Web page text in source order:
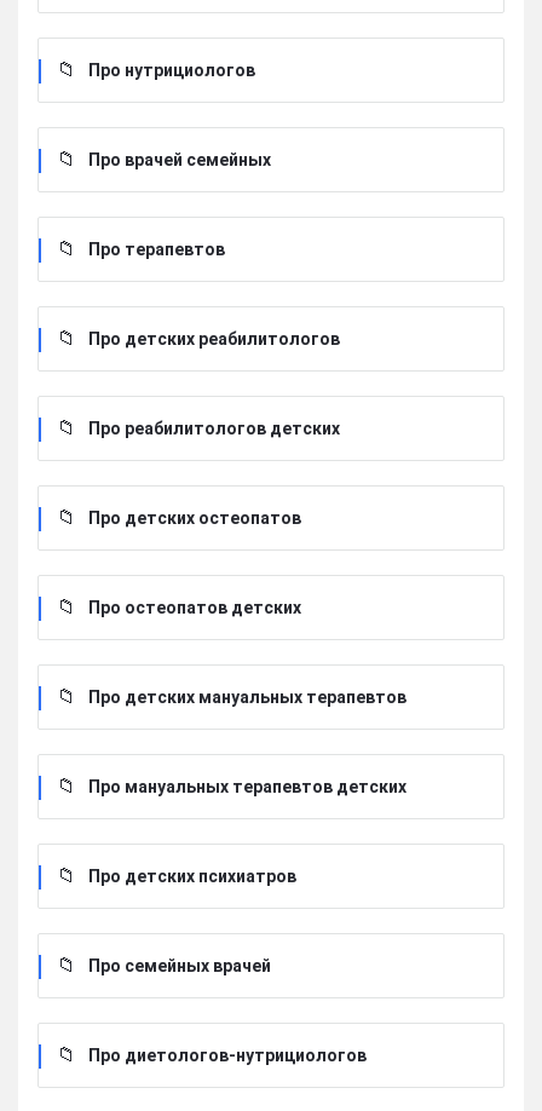
Про нутрициологов
Про врачей семейных
Про терапевтов
Про детских реабилитологов
Про реабилитологов детских
Про детских остеопатов
Про остеопатов детских
Про детских мануальных терапевтов
Про мануальных терапевтов детских
Про детских психиатров
Про семейных врачей
Про диетологов-нутрициологов